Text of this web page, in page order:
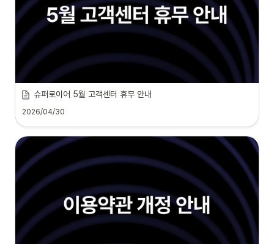
슈퍼로이어 5월 고객센터 휴무 안내
2026/04/30